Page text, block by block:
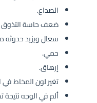
الصداع.
ضعف حاسة التذوق
سعال ويزيد حدوثه
حمي.
إرهاق.
تغير لون المخاط
ألم في الوجه نتيجة